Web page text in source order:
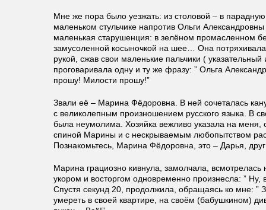
Мне же пора было уезжать: из столовой – в
маленьком стульчике напротив Ольги
маленькая старушенция: в зелёном промасленном
замусоленной косыночкой на шее… Она потряхивала
рукой, сжав свои маленькие пальчики (
проговаривала одну и ту же фразу: ” Ольга
прошу! Милости прошу!”
Звали её – Марина Фёдоровна. В ней сочеталась
с великолепным произношением русского языка. В
была неумолима. Хозяйка вежливо указала на меня,
спиной Марины и с нескрываемым любопытством
Познакомьтесь, Марина Фёдоровна, это – Дарья,
Марина грациозно кивнула, замолчала, всмотрелась
укором и восторгом одновременно произнесла: ” Ну,
Спустя секунд 20, продолжила, обращаясь ко мне: ”
умереть в своей квартире, на своём (бабушкином)